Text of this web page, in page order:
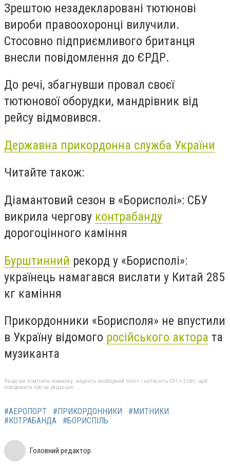
Зрештою незадекларовані тютюнові
вироби правоохоронці вилучили.
Стосовно підприємливого британця
внесли повідомлення до ЄРДР.
До речі, збагнувши провал своєї
тютюнової оборудки, мандрівник від
рейсу відмовився.
Державна прикордонна служба України
Читайте також:
Діамантовий сезон в «Борисполі»: СБУ
викрила чергову контрабанду
дорогоцінного каміння
Бурштинний рекорд у «Борисполі»:
українець намагався вислати у Китай 285
кг каміння
Прикордонники «Борисполя» не впустили
в Україну відомого російського актора та
музиканта
Якщо ви помітили помилку, виділіть необхідний текст і натисніть Ctrl + Enter, щоб
повідомити про це редакцію
#АЕРОПОРТ #ПРИКОРДОННИКИ
#МИТНИКИ
#КОТРАБАНДА
#БОРИСПІЛЬ
Головний редактор